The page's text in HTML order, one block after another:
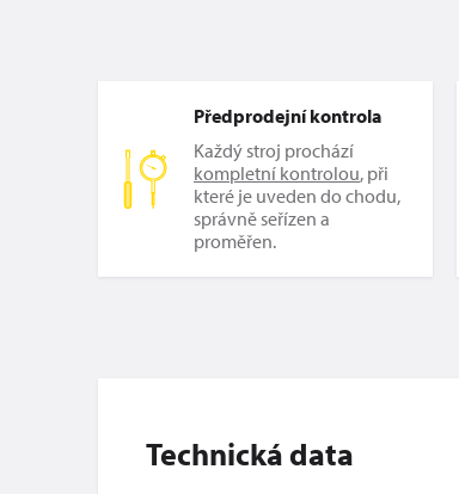
Předprodejní kontrola
Každý stroj prochází
kompletní kontrolou, při
které je uveden do chodu,
správně seřízen a
proměřen.
Technická data